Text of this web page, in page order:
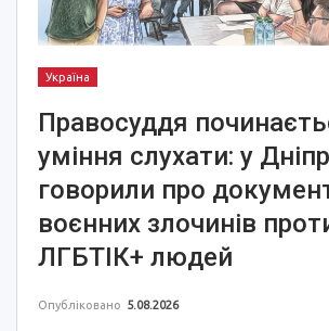
Україна
Правосуддя
уміння слухати: у
говорили про
воєнних злочинів
ЛГБТІК+ людей
Опубліковано 5.08.2026